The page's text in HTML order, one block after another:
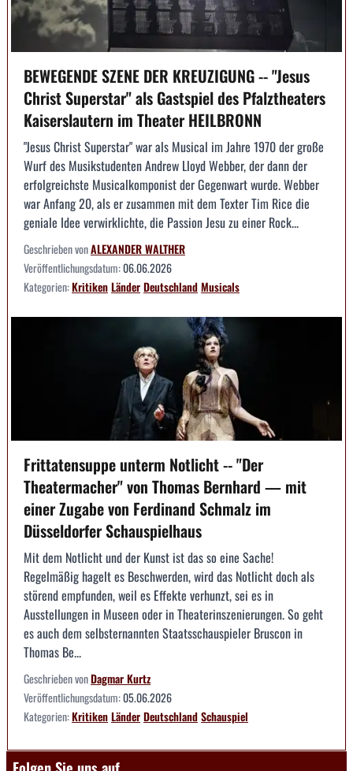
BEWEGENDE SZENE DER KREUZIGUNG -- "Jesus
Christ Superstar" als Gastspiel des Pfalztheaters
Kaiserslautern im Theater HEILBRONN
"Jesus Christ Superstar" war als Musical im Jahre 1970 der große
Wurf des Musikstudenten Andrew Lloyd Webber, der dann der
erfolgreichste Musicalkomponist der Gegenwart wurde. Webber
war Anfang 20, als er zusammen mit dem Texter Tim Rice die
geniale Idee verwirklichte, die Passion Jesu zu einer Rock...
Geschrieben vonALEXANDER WALTHER
Veröffentlichungsdatum:06.06.2026
Kategorien:KritikenLänderDeutschlandMusicals
Frittatensuppe unterm Notlicht -- "Der
Theatermacher" von Thomas Bernhard — mit
einer Zugabe von Ferdinand Schmalz im
Düsseldorfer Schauspielhaus
Mit dem Notlicht und der Kunst ist das so eine Sache!
Regelmäßig hagelt es Beschwerden, wird das Notlicht doch als
störend empfunden, weil es Effekte verhunzt, sei es in
Ausstellungen in Museen oder in Theaterinszenierungen. So geht
es auch dem selbsternannten Staatsschauspieler Bruscon in
Thomas Be...
Geschrieben vonDagmar Kurtz
Veröffentlichungsdatum:05.06.2026
Kategorien:KritikenLänderDeutschlandSchauspiel